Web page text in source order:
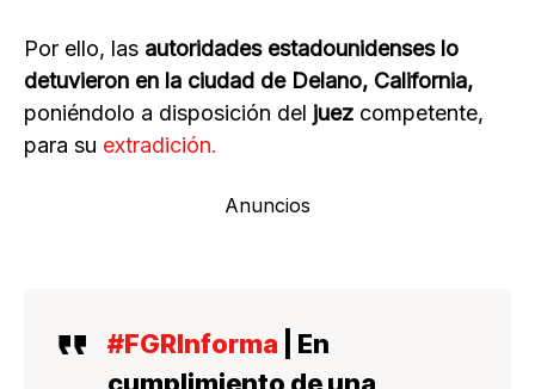
Por ello, las autoridades estadounidenses lo
detuvieron en la ciudad de Delano, California,
poniéndolo a disposición del juez competente,
para su extradición.
Anuncios
#FGRInforma | En
cumplimiento de una